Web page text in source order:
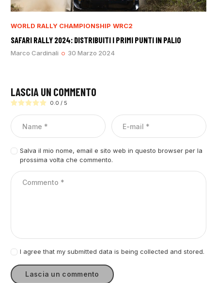
WORLD RALLY CHAMPIONSHIP WRC2
SAFARI RALLY 2024: DISTRIBUITI I PRIMI PUNTI IN PALIO
Marco Cardinali 30 Marzo 2024
LASCIA UN COMMENTO
0.0 / 5
Salva il mio nome, email e sito web in questo browser per la
prossima volta che commento.
I agree that my submitted data is being collected and stored.